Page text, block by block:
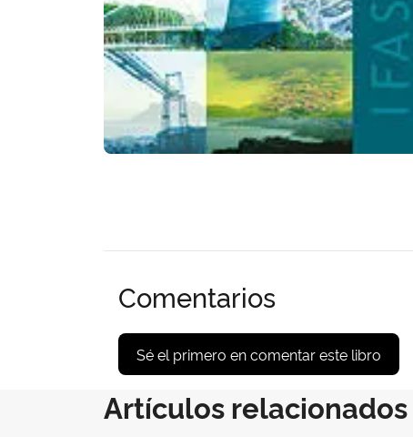
Comentarios
Sé el primero en comentar este libro
Artículos relacionados